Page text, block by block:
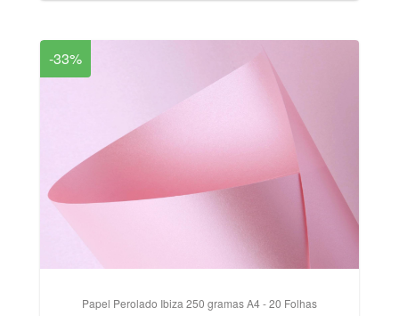
-33%
Papel Perolado Ibiza 250 gramas A4 - 20 Folhas